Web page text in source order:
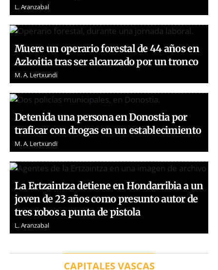
L. Aranzabal
Muere un operario forestal de 44 años en
Azkoitia tras ser alcanzado por un tronco
M. A. Lertxundi
Detenida una persona en Donostia por
traficar con drogas en un establecimiento
M. A. Lertxundi
La Ertzaintza detiene en Hondarribia a un
joven de 23 años como presunto autor de
tres robos a punta de pistola
L. Aranzabal
CAPITALES VASCAS